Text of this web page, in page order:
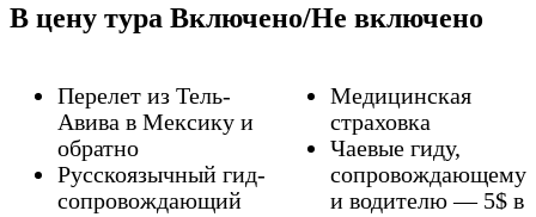
В цену тура Включено/Не включено
Перелет из Тель-
Авива в Мексику и
обратно
Русскоязычный гид-
сопровождающий
Медицинскaя
страховкa
Чаевые гиду,
сопровождающему
и водителю — 5$ в